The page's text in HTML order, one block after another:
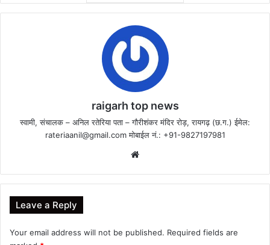
raigarh top news
स्वामी, संचालक – अनिल रतेरिया पता – गौरीशंकर मंदिर रोड़, रायगढ़ (छ.ग.) ईमेल:
rateriaanil@gmail.comमोबाईल नं.: +91-9827197981
Leave a Reply
Your email address will not be published. Required fields are